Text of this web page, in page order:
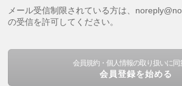
メール受信制限されている方は、
の受信を許可してください。
会員規約・個人情報の取り扱いに同
会員登録を始める